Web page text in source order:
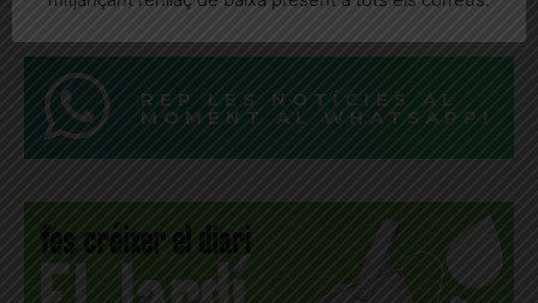
REP LES NOTÍCIES AL
MOMENT AL WHATSAPP!